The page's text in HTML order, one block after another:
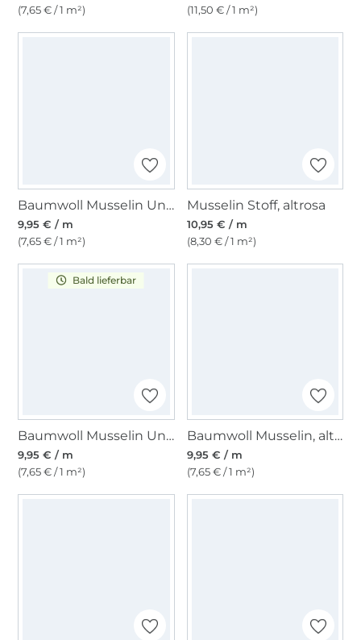
(7,65 € / 1 m²) (11,50 € / 1 m²)
Baumwoll Musselin Uni, rosa
9,95 € / m
(7,65 € / 1 m²)
Musselin Stoff, altrosa
10,95 € / m
(8,30 € / 1 m²)
Bald lieferbar
Baumwoll Musselin Uni, creme
9,95 € / m
(7,65 € / 1 m²)
Baumwoll Musselin, altflieder
9,95 € / m
(7,65 € / 1 m²)